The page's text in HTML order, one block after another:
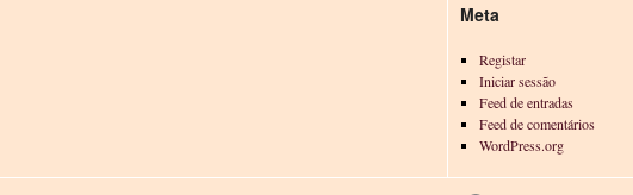
Meta
Registar
Iniciar sessão
Feed de entradas
Feed de comentários
WordPress.org